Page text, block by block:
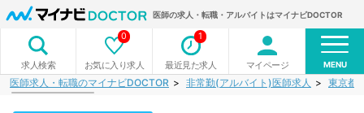
医師の求人・転職・アルバイトはマイナビDOCTOR
求人検索 お気に入り求人
0
最近見た求人
1
マイページ MENU
医師求人・転職のマイナビDOCTOR 非常勤(アルバイト)医師求人 東京都